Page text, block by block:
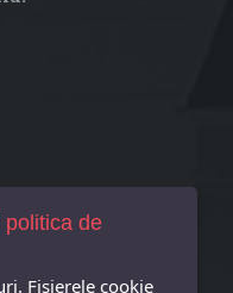
de
Fișierele cookie